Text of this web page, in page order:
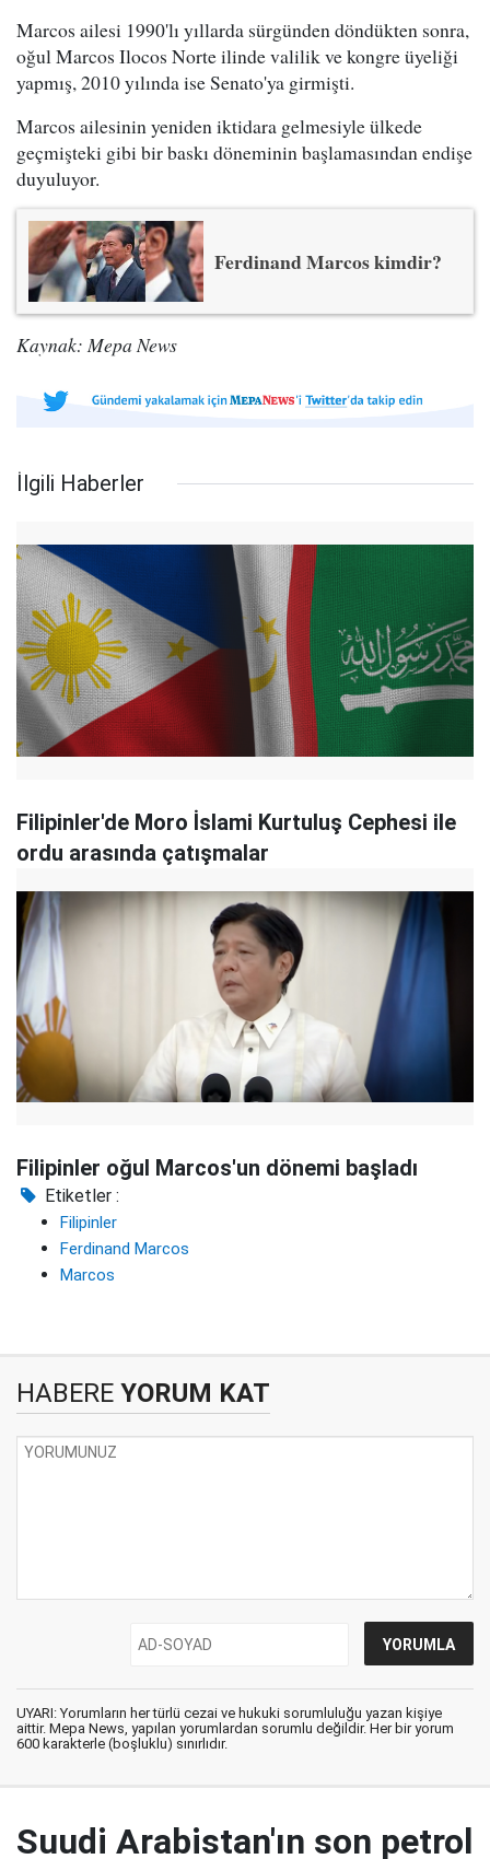
Marcos ailesi 1990'lı yıllarda sürgünden döndükten sonra,
oğul Marcos Ilocos Norte ilinde valilik ve kongre üyeliği
yapmış, 2010 yılında ise Senato'ya girmişti.
Marcos ailesinin yeniden iktidara gelmesiyle ülkede
geçmişteki gibi bir baskı döneminin başlamasından endişe
duyuluyor.
Ferdinand Marcos kimdir?
Kaynak: Mepa News
İlgili Haberler
Filipinler'de Moro İslami Kurtuluş Cephesi ile
ordu arasında çatışmalar
Filipinler oğul Marcos'un dönemi başladı
Etiketler :
Filipinler
Ferdinand Marcos
Marcos
HABERE YORUM KAT
UYARI: Yorumların her türlü cezai ve hukuki sorumluluğu yazan kişiye
aittir. Mepa News, yapılan yorumlardan sorumlu değildir. Her bir yorum
600 karakterle (boşluklu) sınırlıdır.
Suudi Arabistan'ın son petrol